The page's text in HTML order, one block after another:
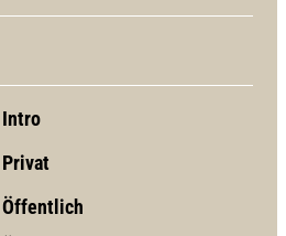
Intro
Privat
Öffentlich